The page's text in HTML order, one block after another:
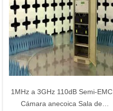
1MHz a 3GHz 110dB Semi-EMC
Cámara anecoica Sala de